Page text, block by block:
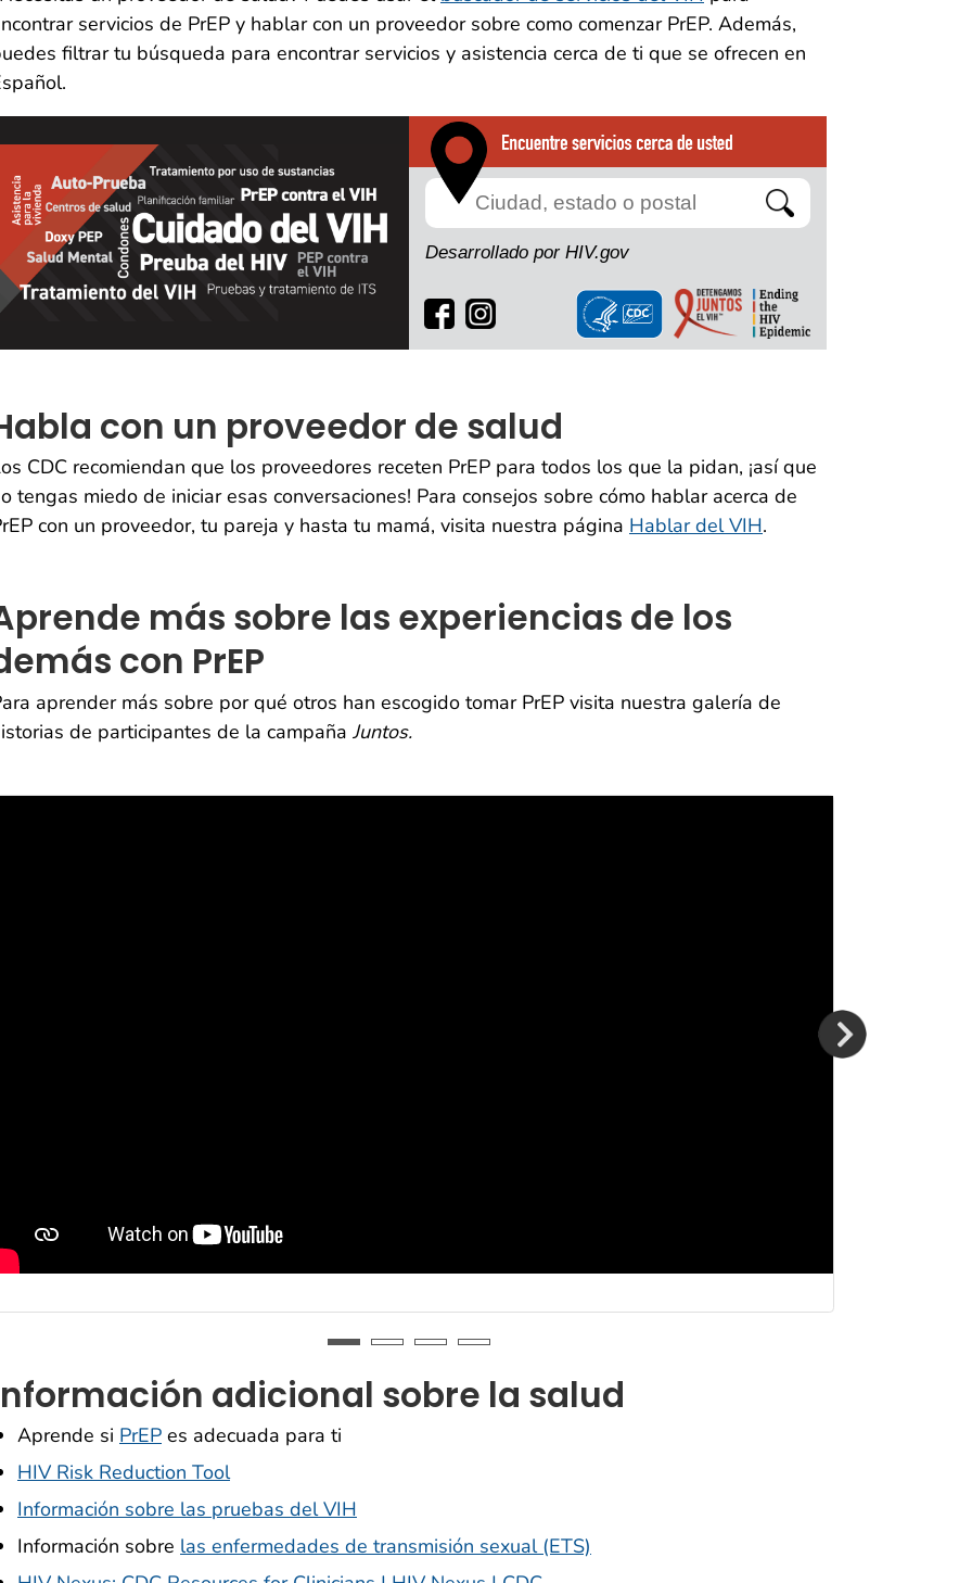
servicios de PrEP y hablar con un proveedor sobre como comenzar PrEP. Además,
filtrar tu búsqueda para encontrar servicios y asistencia cerca de ti que se ofrecen en
Search
Desarrollado por HIV.gov
con un proveedor de salud
CDC recomiendan que los proveedores receten PrEP para todos los que la pidan, ¡así que
tengas miedo de iniciar esas conversaciones! Para consejos sobre cómo hablar acerca de
con un proveedor, tu pareja y hasta tu mamá, visita nuestra página Hablar del VIH.
más sobre las experiencias de los
con PrEP
aprender más sobre por qué otros han escogido tomar PrEP visita nuestra galería de
de participantes de la campaña Juntos.
adicional sobre la salud
Aprende si PrEP es adecuada para ti
HIV Risk Reduction Tool
Información sobre las pruebas del VIH
Información sobre las enfermedades de transmisión sexual (ETS)